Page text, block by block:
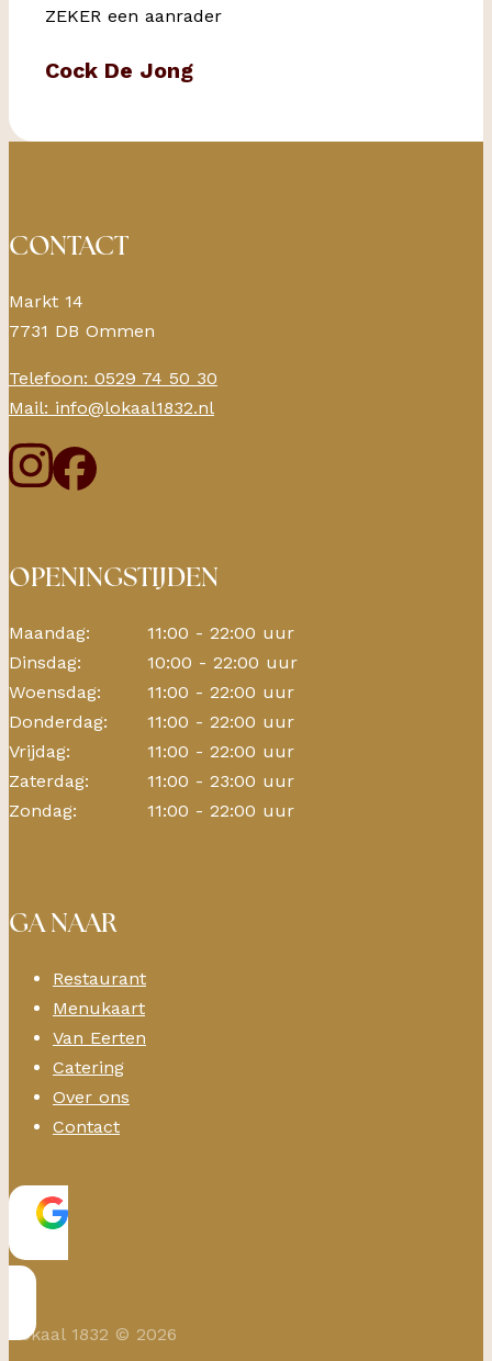
ZEKER een aanrader
Cock De Jong
CONTACT
Markt 14
7731 DB Ommen
Telefoon: 0529 74 50 30
Mail: info@lokaal1832.nl
OPENINGSTIJDEN
Maandag:
11:00 - 22:00 uur
Dinsdag:
10:00 - 22:00 uur
Woensdag:
11:00 - 22:00 uur
Donderdag:
11:00 - 22:00 uur
Vrijdag:
11:00 - 22:00 uur
Zaterdag:
11:00 - 23:00 uur
Zondag:
11:00 - 22:00 uur
GA NAAR
Restaurant
Menukaart
Van Eerten
Catering
Over ons
Contact
Lokaal 1832 © 2026